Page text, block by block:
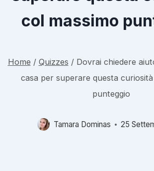
col massimo
Home / Quizzes / Dovrai chiedere
casa per superare questa
punteggio
Tamara Dominas 25